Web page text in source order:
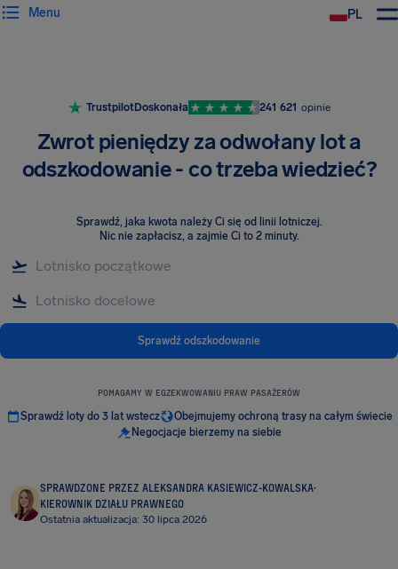
PL
Menu
TrustpilotDoskonała 241 621 opinie
Zwrot pieniędzy za odwołany lot a
odszkodowanie - co trzeba wiedzieć?
Sprawdź, jaka kwota należy Ci się od linii lotniczej.
Nic nie zapłacisz, a zajmie Ci to 2 minuty.
Sprawdź odszkodowanie
POMAGAMY W EGZEKWOWANIU PRAW PASAŻERÓW
Sprawdź loty do 3 lat wstecz
Obejmujemy ochroną trasy na całym świecie
Negocjacje bierzemy na siebie
SPRAWDZONE PRZEZ ALEKSANDRA KASIEWICZ-KOWALSKA·
KIEROWNIK DZIAŁU PRAWNEGO
Ostatnia aktualizacja: 30 lipca 2026